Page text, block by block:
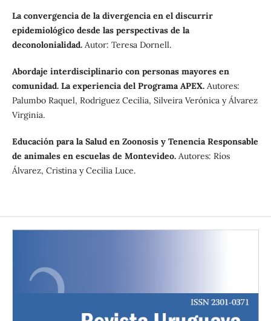
La convergencia de la divergencia en el discurrir
epidemiológico desde las perspectivas de la
deconolonialidad. Autor: Teresa Dornell.
Abordaje interdisciplinario con personas mayores en
comunidad. La experiencia del Programa APEX. Autores:
Palumbo Raquel, Rodriguez Cecilia, Silveira Verónica y Álvarez
Virginia.
Educación para la Salud en Zoonosis y Tenencia Responsable
de animales en escuelas de Montevideo. Autores: Ríos
Álvarez, Cristina y Cecilia Luce.